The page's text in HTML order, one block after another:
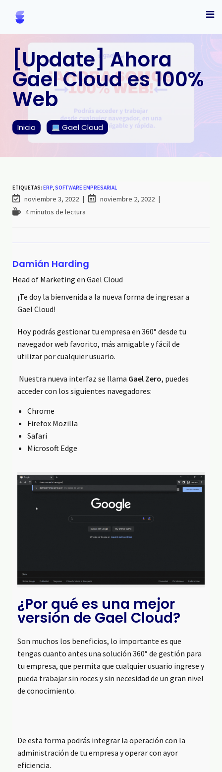
[Update] Ahora
Gael Cloud es 100%
Web
Inicio Gael Cloud
ETIQUETAS: ERP,SOFTWARE EMPRESARIAL
noviembre 3, 2022
noviembre 2, 2022
4 minutos de lectura
Damián Harding
Head of Marketing en Gael Cloud
¡Te doy la bienvenida a la nueva forma de ingresar a
Gael Cloud!
Hoy podrás gestionar tu empresa en 360° desde tu
navegador web favorito, más amigable y fácil de
utilizar por cualquier usuario.
Nuestra nueva interfaz se llama Gael Zero, puedes
acceder con los siguientes navegadores:
Chrome
Firefox Mozilla
Safari
Microsoft Edge
¿Por qué es una mejor
versión de Gael Cloud?
Son muchos los beneficios, lo importante es que
tengas cuanto antes una solución 360° de gestión para
tu empresa, que permita que cualquier usuario ingrese y
pueda trabajar sin roces y sin necesidad de un gran nivel
de conocimiento.
De esta forma podrás integrar la operación con la
administración de tu empresa y operar con ayor
eficiencia.